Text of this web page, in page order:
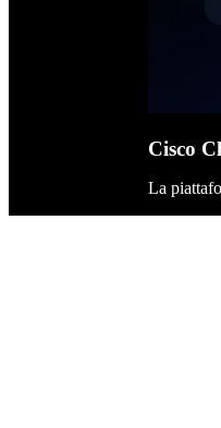
Cisco
La